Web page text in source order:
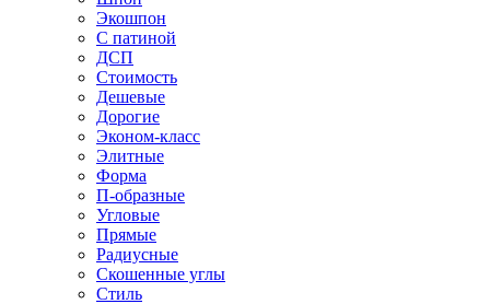
Экошпон
С патиной
ДСП
Стоимость
Дешевые
Дорогие
Эконом-класс
Элитные
Форма
П-образные
Угловые
Прямые
Радиусные
Скошенные углы
Стиль